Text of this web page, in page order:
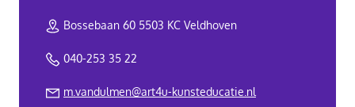
Bossebaan 60 5503 KC Veldhoven
040-253 35 22
m.vandulmen@art4u-kunsteducatie.nl